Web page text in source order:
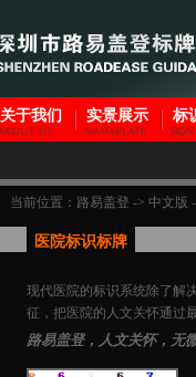
关于我们 实景展示 标
当前位置： 路易盖登 -> 中文版
医院标识标牌
现代医院的标识系统除了解
征，把医院的人文关怀通过
路易盖登，人文关怀，无